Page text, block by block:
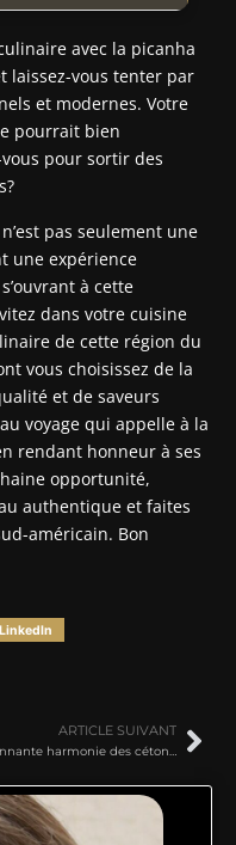
avec la picanha
laissez-vous tenter par
et modernes. Votre
pourrait bien
pour sortir des
pas seulement une
une expérience
à cette
dans votre cuisine
de cette région du
vous choisissez de la
et de saveurs
voyage qui appelle à la
rendant honneur à ses
opportunité,
authentique et faites
américain. Bon
LinkedIn
ARTICLE SUIVANT
L’étonnante harmonie des cétones dans la cuisine gastronomique